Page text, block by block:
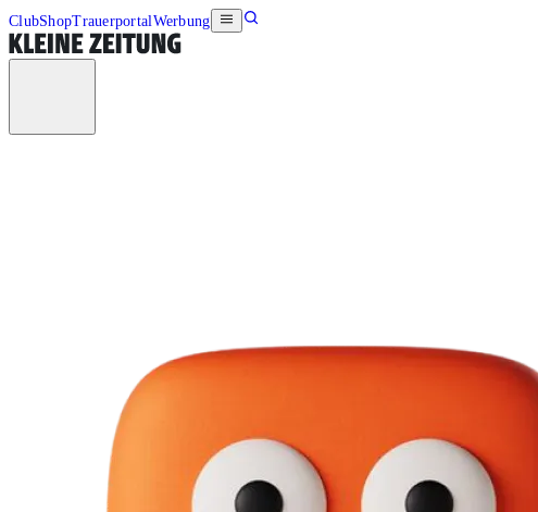
ClubShopTrauerportalWerbung